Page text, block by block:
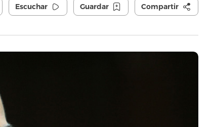
Escuchar Guardar Compartir